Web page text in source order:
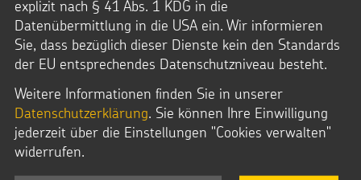
Datei Info
Dateityp: MP3
Dateigröße: 1,7 MB
© Urte Podszuweit / Kindermissionswerk
Downloads
MP3-Datei
explizit nach § 41 Abs. 1 KDG in die
Datenübermittlung in die USA ein. Wir informieren
Sie, dass bezüglich dieser Dienste kein den Standards
der EU entsprechendes Datenschutzniveau besteht.
Weitere Informationen finden Sie in unserer
Datenschutzerklärung. Sie können Ihre Einwilligung
jederzeit über die Einstellungen "Cookies verwalten"
widerrufen.